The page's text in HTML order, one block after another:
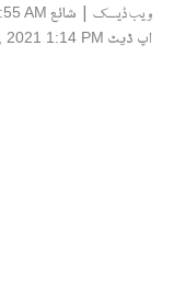
ویب ڈیسک | شائع AM
اپ ڈیٹ 2021 1:14 PM